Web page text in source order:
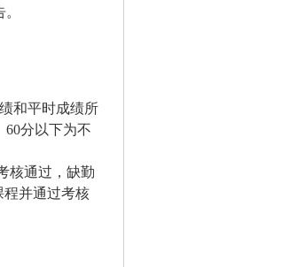
和平时成绩所
60分以下为不
核通过，缺勤
程并通过考核